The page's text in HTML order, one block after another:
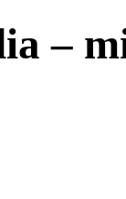
–